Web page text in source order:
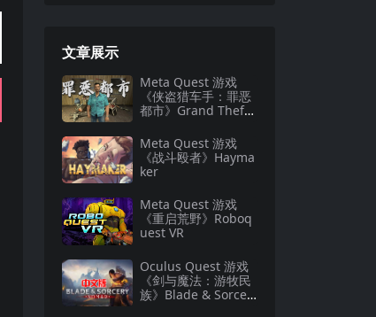
文章展示
Meta Quest 游戏
《侠盗猎车手：罪恶
都市》Grand Theft
Meta Quest 游戏
《战斗殴者》Hayma
ker
Meta Quest 游戏
《重启荒野》Roboq
uest VR
Oculus Quest 游戏
《剑与魔法：游牧民
族》Blade & Sorcer